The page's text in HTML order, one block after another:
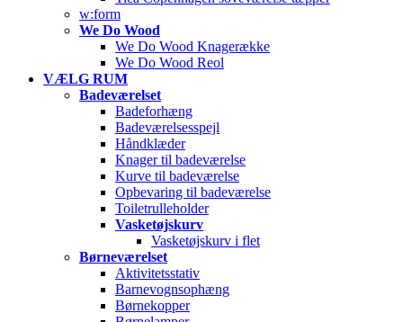
w:form
We Do Wood
We Do Wood Knagerække
We Do Wood Reol
VÆLG RUM
Badeværelset
Badeforhæng
Badeværelsesspejl
Håndklæder
Knager til badeværelse
Kurve til badeværelse
Opbevaring til badeværelse
Toiletrulleholder
Vasketøjskurv
Vasketøjskurv i flet
Børneværelset
Aktivitetsstativ
Barnevognsophæng
Børnekopper